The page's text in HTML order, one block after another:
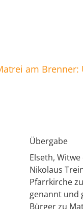
am Brenner:
Übergabe
Elseth,
Nikolaus
Pfarrkirche
genannt und
Bürger zu